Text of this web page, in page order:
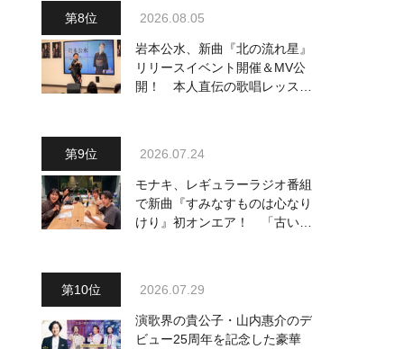
2026.08.05
岩本公水、新曲『北の流れ星』
リリースイベント開催＆MV公
開！ 本人直伝の歌唱レッスン
2026.07.24
モナキ、レギュラーラジオ番組
で新曲『すみなすものは心なり
けり』初オンエア！ 「古い言
2026.07.29
演歌界の貴公子・山内惠介のデ
ビュー25周年を記念した豪華